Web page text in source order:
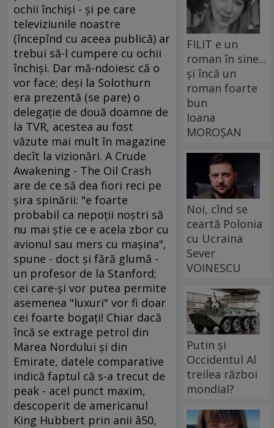
ochii închişi - şi pe care
televiziunile noastre
(începînd cu aceea publică) ar
trebui să-l cumpere cu ochii
închişi. Dar mă-ndoiesc că o
vor face; deşi la Solothurn
era prezentă (se pare) o
delegaţie de două doamne de
la TVR, acestea au fost
văzute mai mult în magazine
decît la vizionări. A Crude
Awakening - The Oil Crash
are de ce să dea fiori reci pe
şira spinării: "e foarte
probabil ca nepoţii noştri să
nu mai ştie ce e acela zbor cu
avionul sau mers cu maşina",
spune - doct şi fără glumă -
un profesor de la Stanford;
cei care-şi vor putea permite
asemenea "luxuri" vor fi doar
cei foarte bogaţi! Chiar dacă
încă se extrage petrol din
Marea Nordului şi din
Emirate, datele comparative
indică faptul că s-a trecut de
peak - acel punct maxim,
descoperit de americanul
King Hubbert prin anii â50,
FILIT e un
roman în sine...
și încă un
roman foarte
bun
Ioana
MOROȘAN
Noi, cînd se
ceartă Polonia
cu Ucraina
Sever
VOINESCU
Putin și
Occidentul Al
treilea război
mondial?